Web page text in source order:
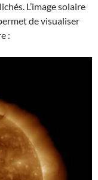
L’image solaire
de visualiser
: